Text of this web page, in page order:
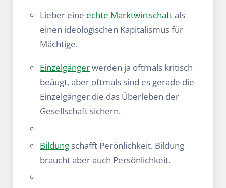
Lieber eine echte Marktwirtschaftals
einen ideologischen Kapitalismus für
Mächtige.
Einzelgängerwerden ja oftmals kritisch
beäugt, aber oftmals sind es gerade die
Einzelgänger die das Überleben der
Gesellschaft sichern.
Bildung schafft Perönlichkeit. Bildung
braucht aber auch Persönlichkeit.